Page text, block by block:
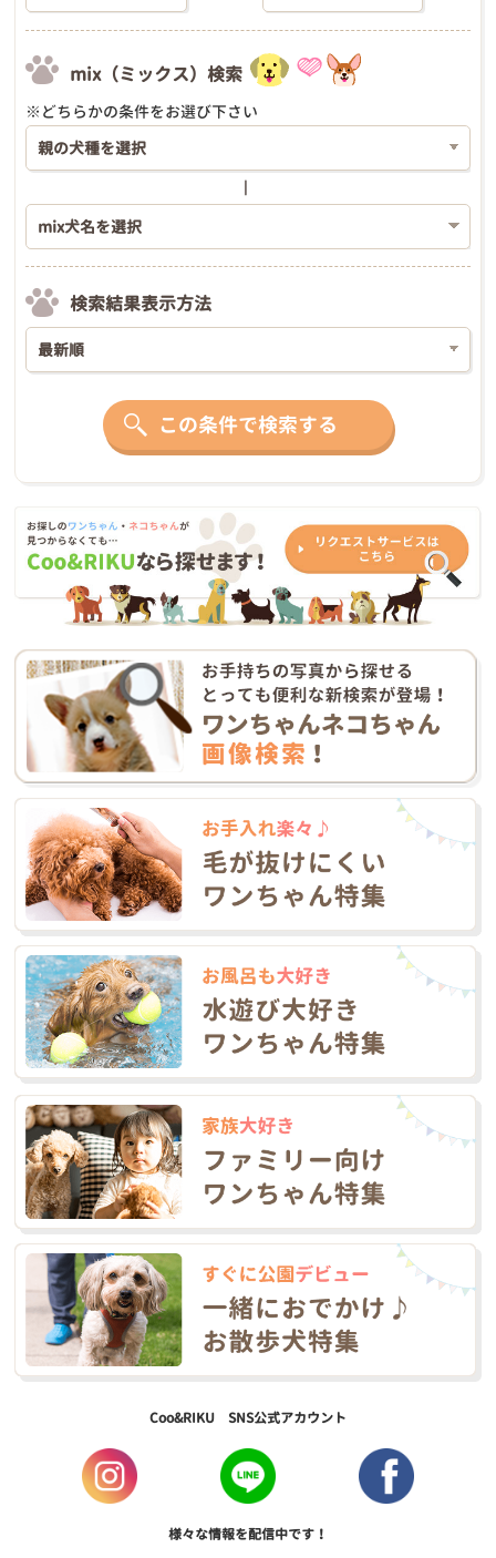
mix（ミックス）検索
※どちらかの条件をお選び下さい
検索結果表示方法
この条件で検索する
Coo&RIKU SNS公式アカウント
様々な情報を配信中です！